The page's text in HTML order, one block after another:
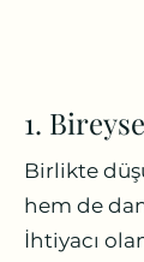
1.
Birlikte
hem de
İhtiyacı